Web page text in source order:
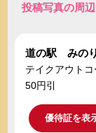
投稿写真の周
道の駅 みの
テイクアウト
50円引
優待証を表